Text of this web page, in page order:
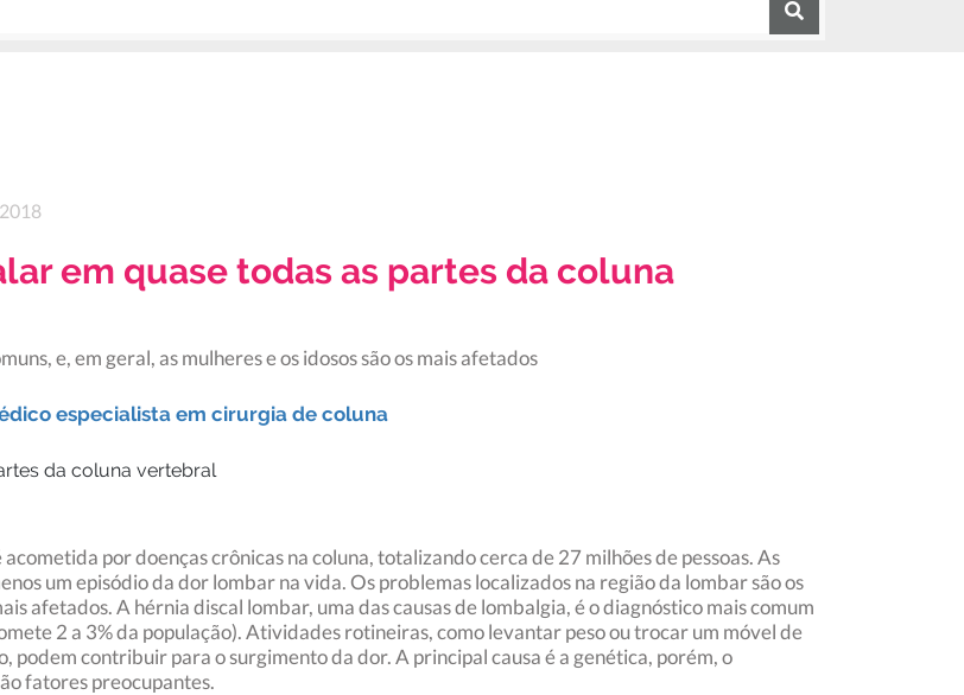
em quase todas as partes da coluna
e, em geral, as mulheres e os idosos são os mais afetados
especialista em cirurgia de coluna
por doenças crônicas na coluna, totalizando cerca de 27 milhões de pessoas. As
um episódio da dor lombar na vida. Os problemas localizados na região da lombar são os
afetados. A hérnia discal lombar, uma das causas de lombalgia, é o diagnóstico mais comum
2 a 3% da população). Atividades rotineiras, como levantar peso ou trocar um móvel de
contribuir para o surgimento da dor. A principal causa é a genética, porém, o
fatores preocupantes.